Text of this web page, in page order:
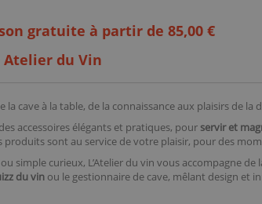
gratuite à partir de 85,00 €
du Vin
la cave à la table, de la connaissance aux plaisirs de la
accessoires élégants et pratiques, pour servir et
produits sont au service de votre plaisir, pour des
simple curieux, L’Atelier du vin vous accompagne
du vin ou le gestionnaire de cave, mêlant design et